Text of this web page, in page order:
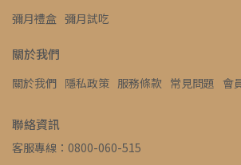
彌月禮盒 彌月試吃
關於我們
關於我們 隱私政策 服務條款 常見問題 會
聯絡資訊
客服專線：0800-060-515